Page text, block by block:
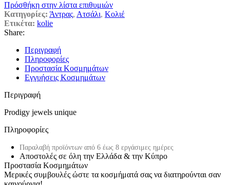
Πρόσθήκη στην λίστα επιθυμιών
Κατηγορίες: Άντρας, Ατσάλι, Κολιέ
Ετικέτα: kolie
Share:
Περιγραφή
Πληροφορίες
Προστασία Κοσμημάτων
Εγγυήσεις Κοσμημάτων
Περιγραφή
Prodigy jewels unique
Πληροφορίες
Παραλαβή προϊόντων από 6 έως 8 εργάσιμες ημέρες
Αποστολές σε όλη την Ελλάδα & την Κύπρο
Προστασία Κοσμημάτων
Μερικές συμβουλές ώστε τα κοσμήματά σας να διατηρούνται σαν